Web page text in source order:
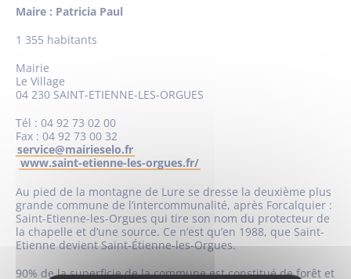
Maire : Patricia Paul
1 355 habitants
Mairie
Le Village
04 230 SAINT-ETIENNE-LES-ORGUES
Tél : 04 92 73 02 00
Fax : 04 92 73 00 32
service@mairieselo.fr
www.saint-etienne-les-orgues.fr/
Au pied de la montagne de Lure se dresse la deuxième plus
grande commune de l’intercommunalité, après Forcalquier :
Saint-Etienne-les-Orgues qui tire son nom du protecteur de
la chapelle et d’une source. Ce n’est qu’en 1988, que Saint-
Etienne devient Saint-Étienne-les-Orgues.
90% de la superficie de la commune est constitué de forêt et